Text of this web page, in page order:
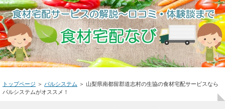
トップページ ＞ パルシステム ＞ 山梨県南都留郡道志村の生協の食材宅配サービスなら
パルシステムがオススメ！